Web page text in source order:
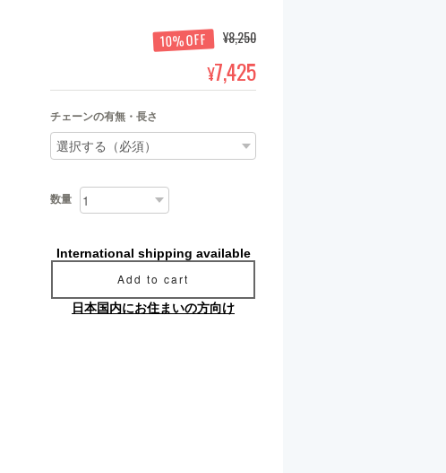
10%OFF ¥8,250
¥7,425
チェーンの有無・長さ
数量
International shipping available
Add to cart
日本国内にお住まいの方向け